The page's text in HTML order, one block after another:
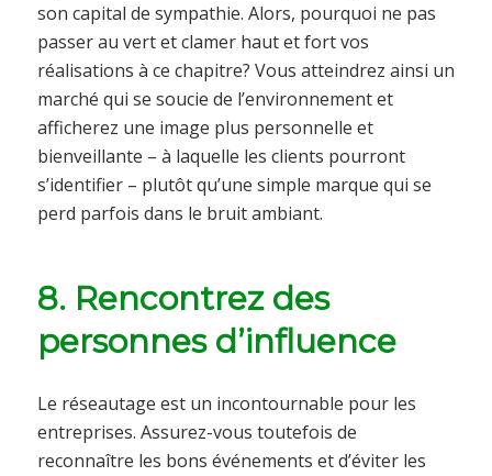
son capital de sympathie. Alors, pourquoi ne pas
passer au vert et clamer haut et fort vos
réalisations à ce chapitre? Vous atteindrez ainsi un
marché qui se soucie de l’environnement et
afficherez une image plus personnelle et
bienveillante – à laquelle les clients pourront
s’identifier – plutôt qu’une simple marque qui se
perd parfois dans le bruit ambiant.
8. Rencontrez des
personnes d’influence
Le réseautage est un incontournable pour les
entreprises. Assurez-vous toutefois de
reconnaître les bons événements et d’éviter les